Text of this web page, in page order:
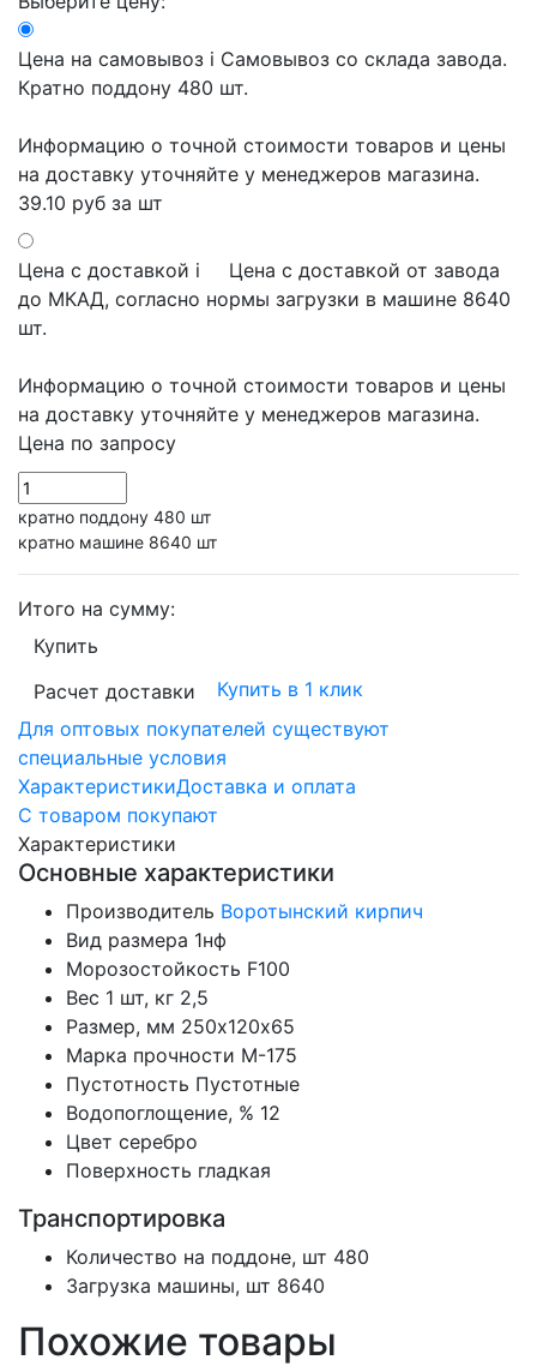
Цена на самовывоз i Самовывоз со склада завода.
Кратно поддону 480 шт.
Информацию о точной стоимости товаров и цены
на доставку уточняйте у менеджеров магазина.
39.10 руб за шт
Цена с доставкой i
Цена с доставкой от завода
до МКАД, согласно нормы загрузки в машине 8640
шт.
Информацию о точной стоимости товаров и цены
на доставку уточняйте у менеджеров магазина.
Цена по запросу
кратно поддону 480 шт
кратно машине 8640 шт
Итого на сумму:
Купить
Расчет доставки
Купить в 1 клик
Для оптовых покупателей существуют
специальные условия
ХарактеристикиДоставка и оплата
С товаром покупают
Характеристики
Основные характеристики
Производитель Воротынский кирпич
Вид размера 1нф
Морозостойкость F100
Вес 1 шт, кг 2,5
Размер, мм 250х120х65
Марка прочности М-175
Пустотность Пустотные
Водопоглощение, % 12
Цвет серебро
Поверхность гладкая
Транспортировка
Количество на поддоне, шт 480
Загрузка машины, шт 8640
Похожие товары